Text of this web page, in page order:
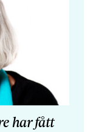
har fått